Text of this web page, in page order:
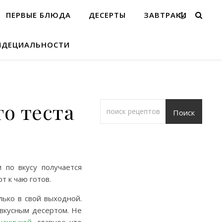
ПЕРВЫЕ БЛЮДА ДЕСЕРТЫ ЗАВТРАКИ
теста
вкусу получается
к чаю готов.
в свой выходной.
десертом. Не
Поиск